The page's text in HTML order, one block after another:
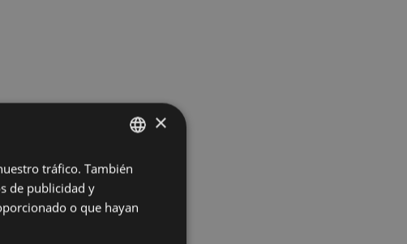
BASQUE
×
tráfico. También
de publicidad y
o que hayan